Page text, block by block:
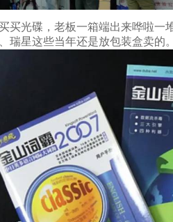
买光碟，老板一箱端出来哗啦
瑞星这些当年还是放包装盒卖的。